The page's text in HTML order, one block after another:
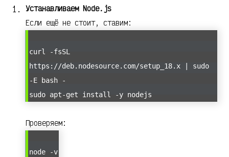
Устанавливаем Node.js
Если ещё не стоит, ставим:
curl -fsSL
https://deb.nodesource.com/setup_18.x | sudo
-E bash -
sudo apt-get install -y nodejs
Проверяем:
node -v